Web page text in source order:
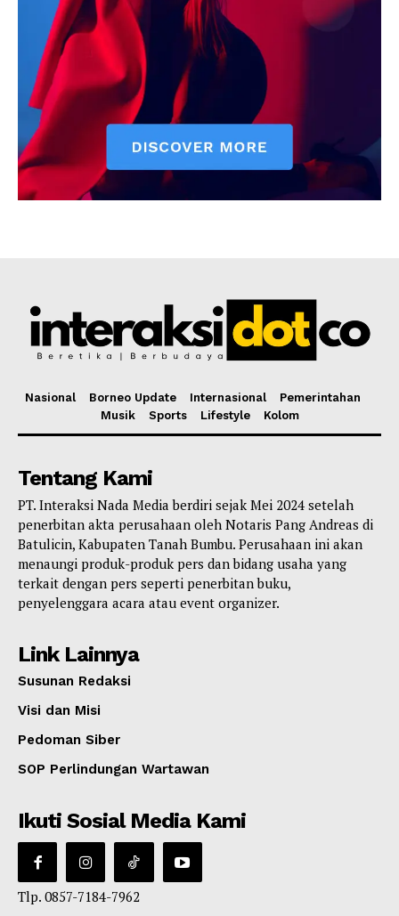
Nasional Borneo Update Internasional
Pemerintahan
Musik
Sports Lifestyle Kolom
Tentang Kami
PT. Interaksi Nada Media berdiri sejak Mei 2024 setelah
penerbitan akta perusahaan oleh Notaris Pang Andreas di
Batulicin, Kabupaten Tanah Bumbu. Perusahaan ini akan
menaungi produk-produk pers dan bidang usaha yang
terkait dengan pers seperti penerbitan buku,
penyelenggara acara atau event organizer.
Link Lainnya
Susunan Redaksi
Visi dan Misi
Pedoman Siber
SOP Perlindungan Wartawan
Ikuti Sosial Media Kami
Tlp. 0857-7184-7962